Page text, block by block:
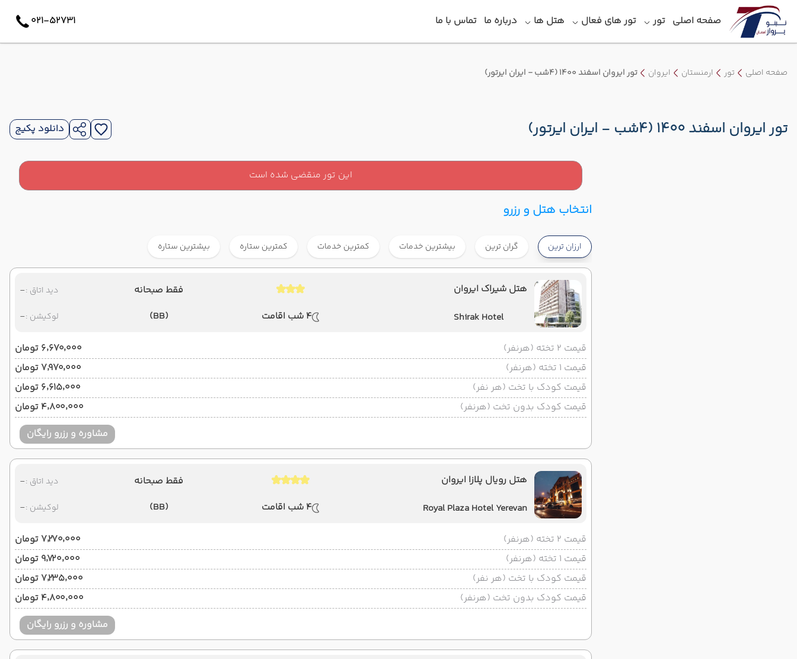
صفحه اصلی تور تور های فعال هتل‎ ها درباره ما تماس با ما 021-52731
صفحه اصلی تور ارمنستان ایروان تور ایروان اسفند 1400 (4شب - ایران ایرتور)
تور ایروان اسفند 1400 (4شب - ایران ایرتور) دانلود پکیج
این تور منقضی شده است
انتخاب هتل و رزرو
ارزان ترین گران ترین بیشترین خدمات کمترین خدمات کمترین ستاره بیشترین ستاره
هتل شیراک ایروان
Shirak Hotel
4 شب اقامت
فقط صبحانه
(BB)
دید اتاق :-
لوکیشن :-
قیمت 2 تخته (هرنفر)
۶٬۶۷۰٬۰۰۰ تومان
قیمت 1 تخته (هرنفر)
۷٬۹۷۰٬۰۰۰ تومان
قیمت کودک با تخت (هر نفر)
۶٬۶۱۵٬۰۰۰ تومان
قیمت کودک بدون تخت (هرنفر)
۴٬۸۰۰٬۰۰۰ تومان
مشاوره و رزرو رایگان
هتل رویال پلازا ایروان
Royal Plaza Hotel Yerevan
4 شب اقامت
فقط صبحانه
(BB)
دید اتاق :-
لوکیشن :-
قیمت 2 تخته (هرنفر)
۷٬۲۷۰٬۰۰۰ تومان
قیمت 1 تخته (هرنفر)
۹٬۷۲۰٬۰۰۰ تومان
قیمت کودک با تخت (هر نفر)
۷٬۲۳۵٬۰۰۰ تومان
قیمت کودک بدون تخت (هرنفر)
۴٬۸۰۰٬۰۰۰ تومان
مشاوره و رزرو رایگان